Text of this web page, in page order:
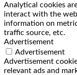
Analytical cookies
interact with the
information on
traffic source, etc.
Advertisement
Advertisement
Advertisement
relevant ads and